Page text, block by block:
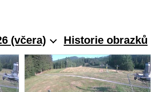
(včera) Historie obrazků